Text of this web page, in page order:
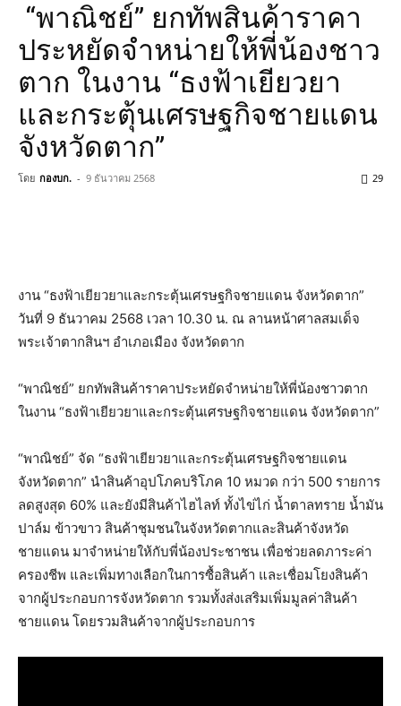
“พาณิชย์” ยกทัพสินค้าราคา
ประหยัดจำหน่ายให้พี่น้องชาว
ตาก ในงาน “ธงฟ้าเยียวยา
และกระตุ้นเศรษฐกิจชายแดน
จังหวัดตาก”
โดย กองบก. - 9 ธันวาคม 2568 29
งาน “ธงฟ้าเยียวยาและกระตุ้นเศรษฐกิจชายแดน จังหวัดตาก”
วันที่ 9 ธันวาคม 2568 เวลา 10.30 น. ณ ลานหน้าศาลสมเด็จ
พระเจ้าตากสินฯ อำเภอเมือง จังหวัดตาก
“พาณิชย์” ยกทัพสินค้าราคาประหยัดจำหน่ายให้พี่น้องชาวตาก
ในงาน “ธงฟ้าเยียวยาและกระตุ้นเศรษฐกิจชายแดน จังหวัดตาก”
“พาณิชย์” จัด “ธงฟ้าเยียวยาและกระตุ้นเศรษฐกิจชายแดน
จังหวัดตาก” นำสินค้าอุปโภคบริโภค 10 หมวด กว่า 500 รายการ
ลดสูงสุด 60% และยังมีสินค้าไฮไลท์ ทั้งไข่ไก่ น้ำตาลทราย น้ำมัน
ปาล์ม ข้าวขาว สินค้าชุมชนในจังหวัดตากและสินค้าจังหวัด
ชายแดน มาจำหน่ายให้กับพี่น้องประชาชน เพื่อช่วยลดภาระค่า
ครองชีพ และเพิ่มทางเลือกในการซื้อสินค้า และเชื่อมโยงสินค้า
จากผู้ประกอบการจังหวัดตาก รวมทั้งส่งเสริมเพิ่มมูลค่าสินค้า
ชายแดน โดยรวมสินค้าจากผู้ประกอบการ